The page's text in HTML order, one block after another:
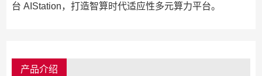
台 AIStation，打造智算时代适应性多元算力平台。
产品介绍